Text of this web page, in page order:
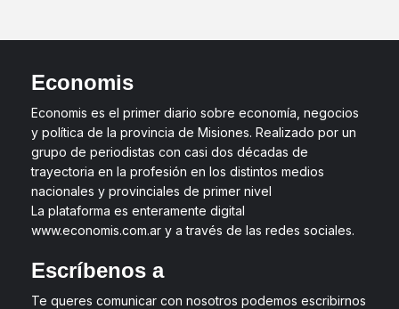
Economis
Economis es el primer diario sobre economía, negocios
y política de la provincia de Misiones. Realizado por un
grupo de periodistas con casi dos décadas de
trayectoria en la profesión en los distintos medios
nacionales y provinciales de primer nivel
La plataforma es enteramente digital
www.economis.com.ar y a través de las redes sociales.
Escríbenos a
Te queres comunicar con nosotros podemos escribirnos